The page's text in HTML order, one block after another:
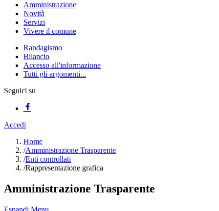
Amministrazione
Novità
Servizi
Vivere il comune
Randagismo
Bilancio
Accesso all'informazione
Tutti gli argomenti...
Seguici su
Accedi
Home
/Amministrazione Trasparente
/Enti controllati
/Rappresentazione grafica
Amministrazione Trasparente
Espandi Menu